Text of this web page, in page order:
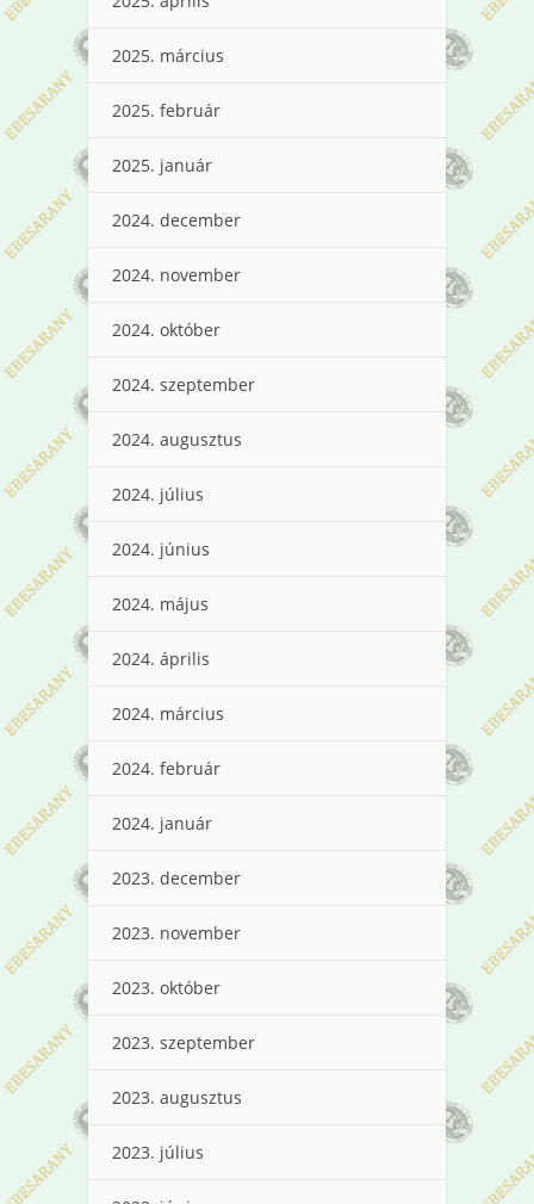
2025. március
2025. február
2025. január
2024. december
2024. november
2024. október
2024. szeptember
2024. augusztus
2024. július
2024. június
2024. május
2024. április
2024. március
2024. február
2024. január
2023. december
2023. november
2023. október
2023. szeptember
2023. augusztus
2023. július